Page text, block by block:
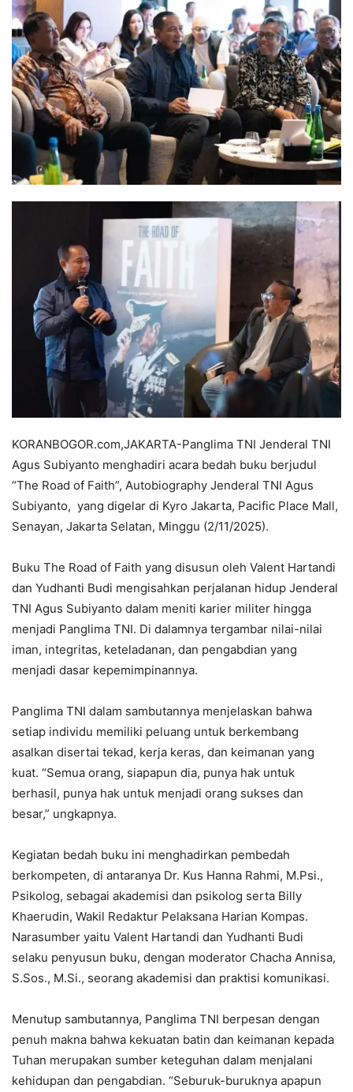
KORANBOGOR.com,JAKARTA-Panglima TNI Jenderal TNI
Agus Subiyanto menghadiri acara bedah buku berjudul
“The Road of Faith”, Autobiography Jenderal TNI Agus
Subiyanto, yang digelar di Kyro Jakarta, Pacific Place Mall,
Senayan, Jakarta Selatan, Minggu (2/11/2025).
Buku The Road of Faith yang disusun oleh Valent Hartandi
dan Yudhanti Budi mengisahkan perjalanan hidup Jenderal
TNI Agus Subiyanto dalam meniti karier militer hingga
menjadi Panglima TNI. Di dalamnya tergambar nilai-nilai
iman, integritas, keteladanan, dan pengabdian yang
menjadi dasar kepemimpinannya.
Panglima TNI dalam sambutannya menjelaskan bahwa
setiap individu memiliki peluang untuk berkembang
asalkan disertai tekad, kerja keras, dan keimanan yang
kuat. “Semua orang, siapapun dia, punya hak untuk
berhasil, punya hak untuk menjadi orang sukses dan
besar,” ungkapnya.
Kegiatan bedah buku ini menghadirkan pembedah
berkompeten, di antaranya Dr. Kus Hanna Rahmi, M.Psi.,
Psikolog, sebagai akademisi dan psikolog serta Billy
Khaerudin, Wakil Redaktur Pelaksana Harian Kompas.
Narasumber yaitu Valent Hartandi dan Yudhanti Budi
selaku penyusun buku, dengan moderator Chacha Annisa,
S.Sos., M.Si., seorang akademisi dan praktisi komunikasi.
Menutup sambutannya, Panglima TNI berpesan dengan
penuh makna bahwa kekuatan batin dan keimanan kepada
Tuhan merupakan sumber keteguhan dalam menjalani
kehidupan dan pengabdian. “Seburuk-buruknya apapun